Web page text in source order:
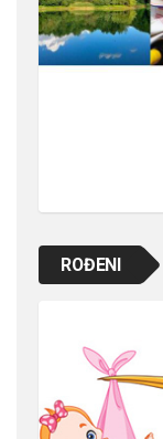
ROĐENI